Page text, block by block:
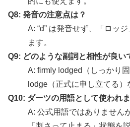
Q8: 発音の注意点は？
A: “d” は発音せず、「ロッ
ます。
Q9: どのような副詞と相性が良い
A: firmly lodged（しっかり
lodge（正式に申し立てる）
Q10: ダーツの用語として使われ
A: 公式用語ではありません